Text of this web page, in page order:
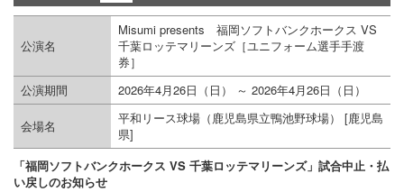
公演名
Misumi presents 福岡ソフトバンクホークス VS
千葉ロッテマリーンズ［ユニフォーム選手手渡
券］
公演期間
2026年4月26日（日） ～ 2026年4月26日（日）
会場名
平和リース球場（鹿児島県立鴨池野球場） [鹿児島
県]
「福岡ソフトバンクホークス VS 千葉ロッテマリーンズ」試合中止・払
い戻しのお知らせ